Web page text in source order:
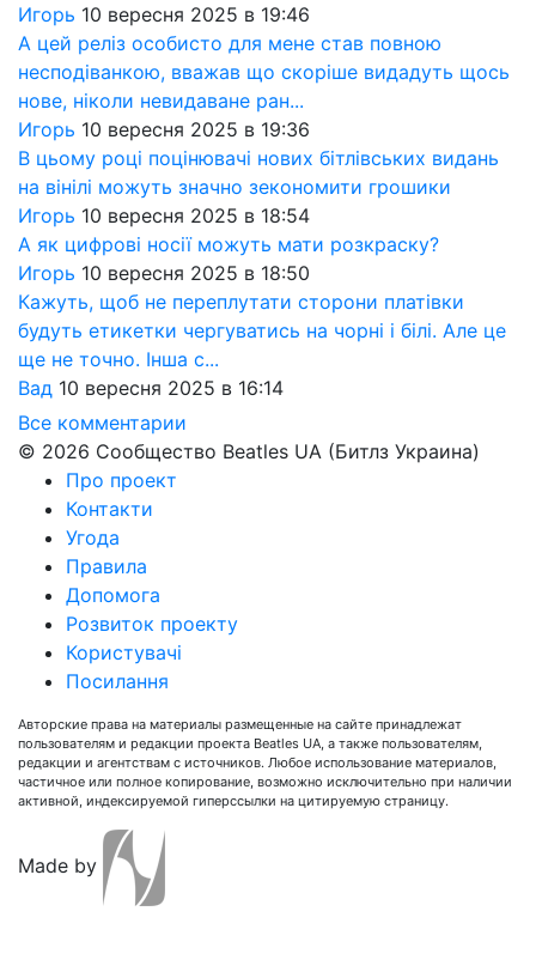
Игорь 10 вересня 2025 в 19:46
А цей реліз особисто для мене став повною
несподіванкою, вважав що скоріше видадуть щось
нове, ніколи невидаване ран...
Игорь 10 вересня 2025 в 19:36
В цьому році поцінювачі нових бітлівських видань
на вінілі можуть значно зекономити грошики
Игорь 10 вересня 2025 в 18:54
А як цифрові носії можуть мати розкраску?
Игорь 10 вересня 2025 в 18:50
Кажуть, щоб не переплутати сторони платівки
будуть етикетки чергуватись на чорні і білі. Але це
ще не точно. Інша с...
Вад 10 вересня 2025 в 16:14
Все комментарии
© 2026 Сообщество Beatles UA (Битлз Украина)
Про проект
Контакти
Угода
Правила
Допомога
Розвиток проекту
Користувачі
Посилання
Авторские права на материалы размещенные на сайте принадлежат
пользователям и редакции проекта Beatles UA, а также пользователям,
редакции и агентствам с источников. Любое использование материалов,
частичное или полное копирование, возможно исключительно при наличии
активной, индексируемой гиперссылки на цитируемую страницу.
Made by